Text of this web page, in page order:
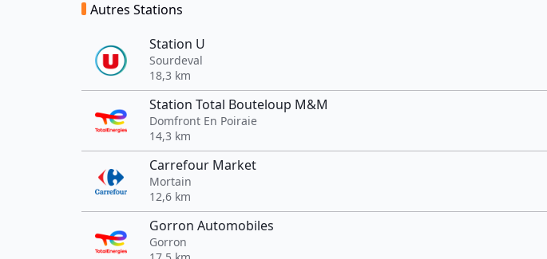
Autres Stations
Station U
Sourdeval
18,3 km
Station Total Bouteloup M&M
Domfront En Poiraie
14,3 km
Carrefour Market
Mortain
12,6 km
Gorron Automobiles
Gorron